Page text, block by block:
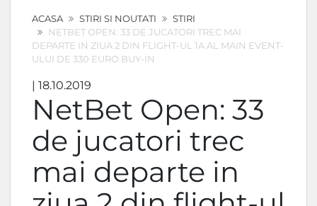
ACASA STIRI SI NOUTATI
STIRI
NETBET OPEN: 33 DE JUCATORI TREC MAI
DEPARTE IN ZIUA 2 DIN FLIGHT-UL 1A AL MAIN EVENT-
ULUI DE 330 EURO BUY-IN
| 18.10.2019
NetBet Open: 33
de jucatori trec
mai departe in